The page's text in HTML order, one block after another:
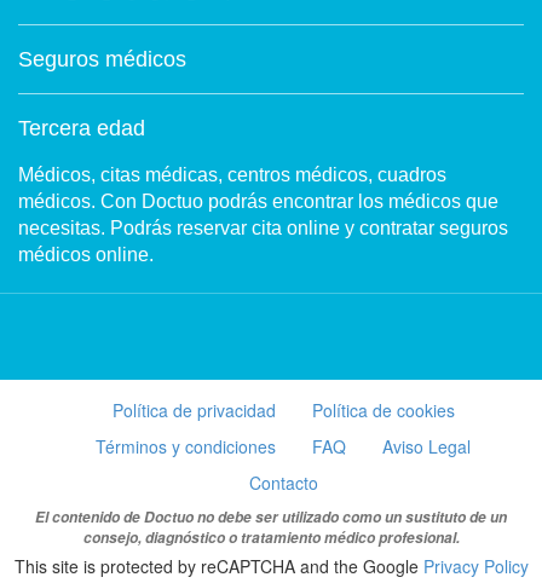
Seguros médicos
Tercera edad
Médicos, citas médicas, centros médicos, cuadros
médicos. Con Doctuo podrás encontrar los médicos que
necesitas. Podrás reservar cita online y contratar seguros
médicos online.
Política de privacidad
Política de cookies
Términos y condiciones
FAQ
Aviso Legal
Contacto
El contenido de Doctuo no debe ser utilizado como un sustituto de un
consejo, diagnóstico o tratamiento médico profesional.
This site is protected by reCAPTCHA and the Google Privacy Policy